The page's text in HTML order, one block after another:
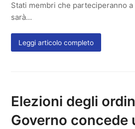
Stati membri che parteciperanno
sarà…
Leggi articolo completo
Elezioni degli
Governo concede